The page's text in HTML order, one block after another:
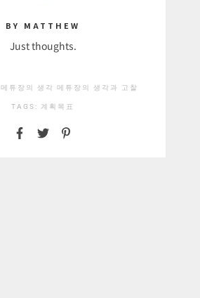
BY MATTHEW
Just thoughts.
메튜장의 생각 메튜장의 생각과 고찰
TAGS: 계획 목표